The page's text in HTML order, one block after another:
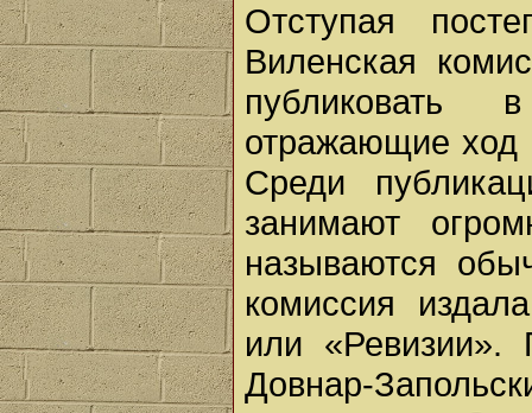
Отступая
Виленская
публиковать
отражающие ход
Среди
занимают
называются
комиссия
или
Довнар-